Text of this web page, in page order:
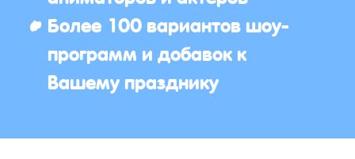
Более 100 вариантов шоу-
программ и добавок к
Вашему празднику